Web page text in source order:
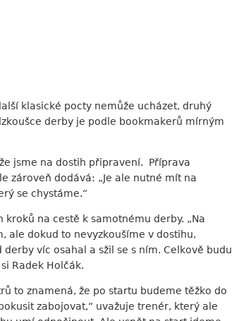
klasické pocty nemůže ucházet, druhý
derby je podle bookmakerů mírným
jsme na dostih připravení. Příprava
zároveň dodává: „Je ale nutné mít na
se chystáme.“
na cestě k samotnému derby. „Na
ale dokud to nevyzkoušíme v dostihu,
víc osahal a sžil se s ním. Celkově budu
Radek Holčák.
to znamená, že po startu budeme těžko do
zabojovat,“ uvažuje trenér, který ale